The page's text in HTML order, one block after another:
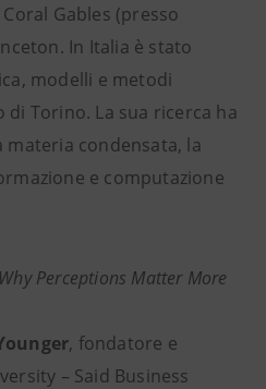
Gables (presso
In Italia è stato
modelli e metodi
Torino. La sua ricerca ha
condensata, la
e computazione
Perceptions Matter More
, fondatore e
– Said Business